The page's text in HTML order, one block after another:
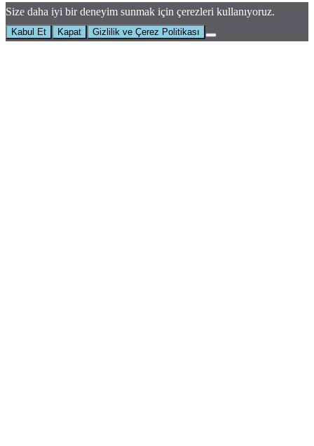
Size daha iyi bir deneyim sunmak için çerezleri kullanıyoruz.
Kabul Et Kapat Gizlilik ve Çerez Politikası